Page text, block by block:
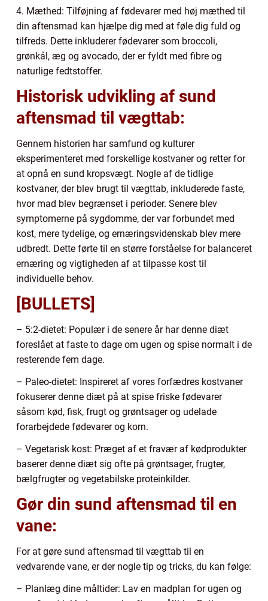
4. Mæthed: Tilføjning af fødevarer med høj mæthed til
din aftensmad kan hjælpe dig med at føle dig fuld og
tilfreds. Dette inkluderer fødevarer som broccoli,
grønkål, æg og avocado, der er fyldt med fibre og
naturlige fedtstoffer.
Historisk udvikling af sund
aftensmad til vægttab:
Gennem historien har samfund og kulturer
eksperimenteret med forskellige kostvaner og retter for
at opnå en sund kropsvægt. Nogle af de tidlige
kostvaner, der blev brugt til vægttab, inkluderede faste,
hvor mad blev begrænset i perioder. Senere blev
symptomerne på sygdomme, der var forbundet med
kost, mere tydelige, og ernæringsvidenskab blev mere
udbredt. Dette førte til en større forståelse for balanceret
ernæring og vigtigheden af at tilpasse kost til
individuelle behov.
[BULLETS]
– 5:2-dietet: Populær i de senere år har denne diæt
foreslået at faste to dage om ugen og spise normalt i de
resterende fem dage.
– Paleo-dietet: Inspireret af vores forfædres kostvaner
fokuserer denne diæt på at spise friske fødevarer
såsom kød, fisk, frugt og grøntsager og udelade
forarbejdede fødevarer og korn.
– Vegetarisk kost: Præget af et fravær af kødprodukter
baserer denne diæt sig ofte på grøntsager, frugter,
bælgfrugter og vegetabilske proteinkilder.
Gør din sund aftensmad til en
vane:
For at gøre sund aftensmad til vægttab til en
vedvarende vane, er der nogle tip og tricks, du kan følge:
– Planlæg dine måltider: Lav en madplan for ugen og